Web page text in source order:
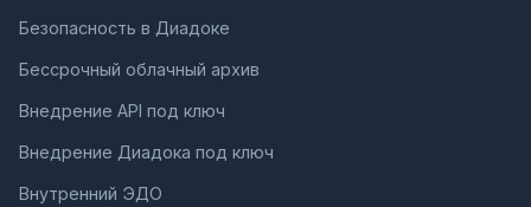
Безопасность в Диадоке
Бессрочный облачный архив
Внедрение API под ключ
Внедрение Диадока под ключ
Внутренний ЭДО